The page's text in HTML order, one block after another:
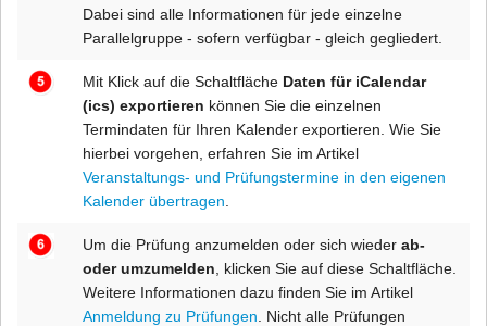
Dabei sind alle Informationen für jede einzelne
Parallelgruppe - sofern verfügbar - gleich gegliedert.
Mit Klick auf die Schaltfläche Daten für iCalendar
(ics) exportieren können Sie die einzelnen
Termindaten für Ihren Kalender exportieren. Wie Sie
hierbei vorgehen, erfahren Sie im Artikel
Veranstaltungs- und Prüfungstermine in den eigenen
Kalender übertragen
Um die Prüfung anzumelden oder sich wieder ab-
oder umzumelden , klicken Sie auf diese Schaltfläche.
Weitere Informationen dazu finden Sie im Artikel
Anmeldung zu Prüfungen . Nicht alle Prüfungen